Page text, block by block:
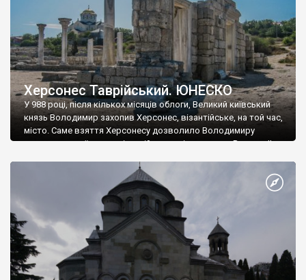
Херсонес Таврійський. ЮНЕСКО
У 988 році, після кількох місяців облоги, Великий київський
князь Володимир захопив Херсонес, візантійське, на той час,
місто. Саме взяття Херсонесу дозволило Володимиру
диктувати свої умови візантійському імператору Василю ІІ, та
Херсонесі Володимир-язичник, став Василем-християнином.
А потім було Хрещення Русі. На честь Херсонесу Таврійського